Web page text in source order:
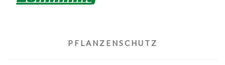
PFLANZENSCHUTZ